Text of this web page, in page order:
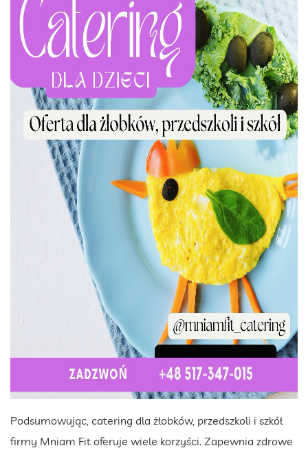
Podsumowując, catering dla żłobków, przedszkoli i szkół
firmy Mniam Fit oferuje wiele korzyści. Zapewnia zdrowe